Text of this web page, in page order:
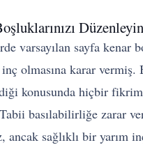
Düzenleyin
varsayılan sayfa kenar
olmasına karar
konusunda hiçbir
basılabilirliğe zarar
ancak sağlıklı bir yarım